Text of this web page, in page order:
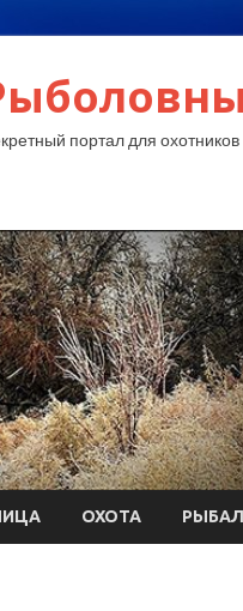
портал для
ОХОТА